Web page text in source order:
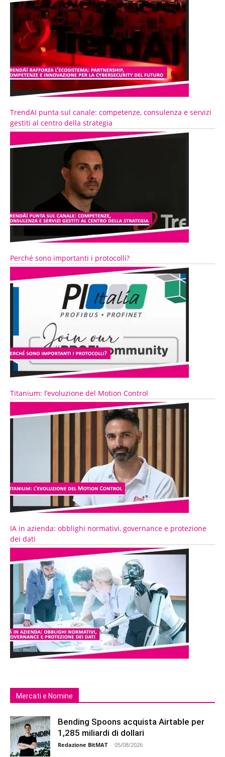
TrendAI punta sul canale: competenze, consulenza e servizi
gestiti al centro della strategia
Perché sono importanti i protocolli?
Titanium: l’evoluzione del Motion Control
IA in azienda: obblighi normativi, governance e protezione
dei dati
Mercati e Nomine
Bending Spoons acquista Airtable per
1,285 miliardi di dollari
Redazione BitMAT - 05/08/2026